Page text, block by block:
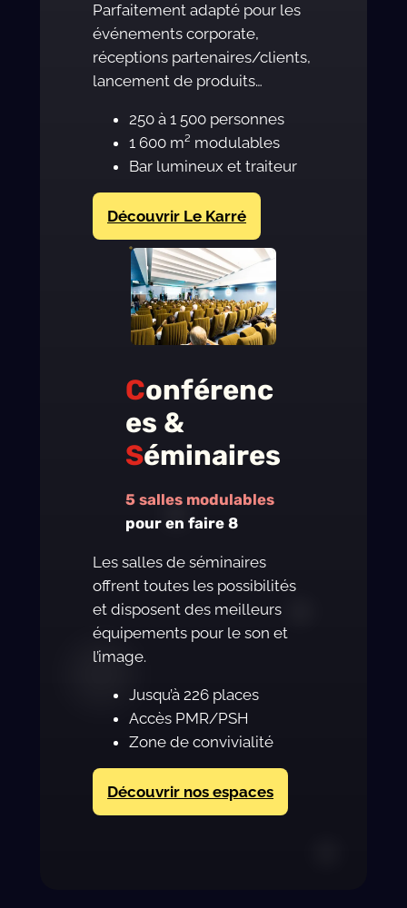
Parfaitement adapté pour les
événements corporate,
réceptions partenaires/clients,
lancement de produits…
250 à 1 500 personnes
1 600 m² modulables
Bar lumineux et traiteur
Découvrir Le Karré
Conférenc
es &
Séminaires
5 salles modulables
pour en faire 8
Les salles de séminaires
offrent toutes les possibilités
et disposent des meilleurs
équipements pour le son et
l’image.
Jusqu’à 226 places
Accès PMR/PSH
Zone de convivialité
Découvrir nos espaces